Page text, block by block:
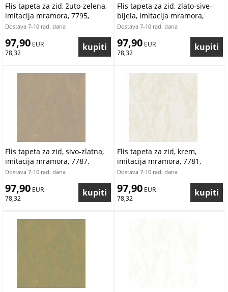
Flis tapeta za zid, žuto-zelena,
imitacija mramora, 7795,
Agora, Pigmenta, Parato by
Dostava 7-10 rad. dana
97,90 EUR
78,32
Flis tapeta za zid, zlato-sive-
bijela, imitacija mramora,
7791, Agora, Pigmenta, Parato
Gratis
Dostava 7-10 rad. dana
97,90 EUR
78,32
Flis tapeta za zid, sivo-zlatna,
imitacija mramora, 7787,
Agora, Pigmenta, Parato by
Cristiana Masi | Ljepilo Gratis
Dostava 7-10 rad. dana
97,90 EUR
78,32
Flis tapeta za zid, krem,
imitacija mramora, 7781,
Agora, Pigmenta, Parato by
Cristiana Masi | Ljepilo Gratis
Dostava 7-10 rad. dana
97,90 EUR
78,32